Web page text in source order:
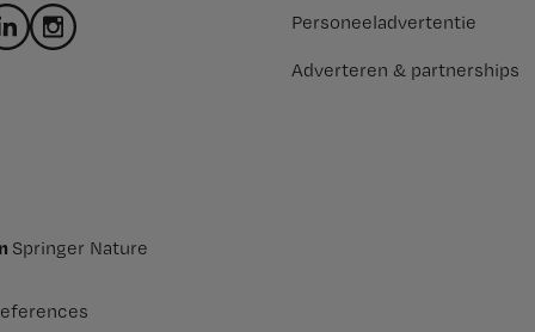
Personeeladvertentie
Adverteren & partnerships
Springer Nature